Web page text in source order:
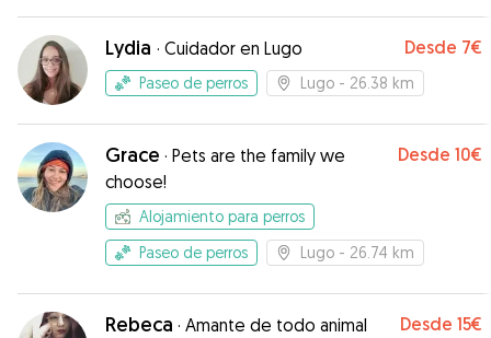
Lydia · Cuidador en Lugo Desde 7€
Paseo de perros Lugo - 26.38 km
Grace · Pets are the family we
choose!
Desde 10€
Alojamiento para perros
Paseo de perros
Lugo - 26.74 km
Rebeca · Amante de todo animal Desde 15€